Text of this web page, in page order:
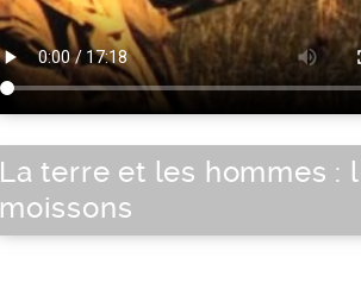
La terre et les hommes :
moissons